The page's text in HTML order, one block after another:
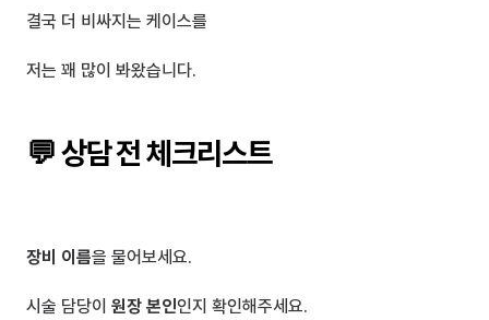
결국 더 비싸지는 케이스를
저는 꽤 많이 봐왔습니다.
💬 상담 전 체크리스트
장비 이름을 물어보세요.
시술 담당이 원장 본인인지 확인해주세요.